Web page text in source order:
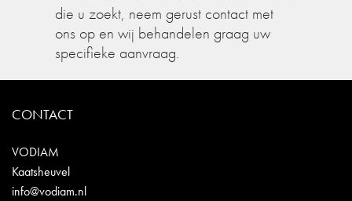
die u zoekt, neem gerust contact met
ons op en wij behandelen graag uw
specifieke aanvraag.
CONTACT
VODIAM
Kaatsheuvel
info@vodiam.nl